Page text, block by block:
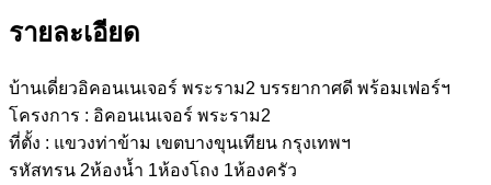
รายละเอียด
บ้านเดี่ยวอิคอนเนเจอร์ พระราม2 บรรยากาศดี พร้อมเฟอร์ฯ
โครงการ : อิคอนเนเจอร์ พระราม2
ที่ตั้ง : แขวงท่าข้าม เขตบางขุนเทียน กรุงเทพฯ
รหัสทรน 2ห้องน้ำ 1ห้องโถง 1ห้องครัว